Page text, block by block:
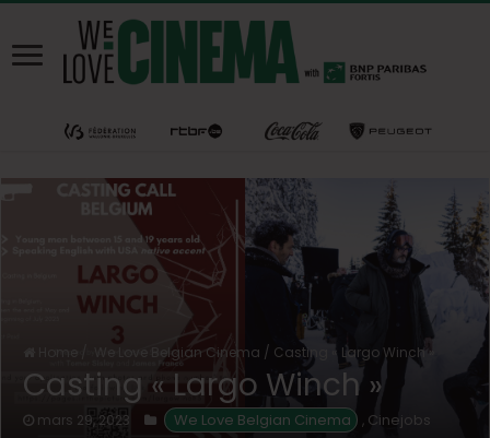
We Love Belgian Cinema / Casting « Largo Winch »
Casting « Largo Winch »
mars 29, 2023 We Love Belgian Cinema , Cinejobs